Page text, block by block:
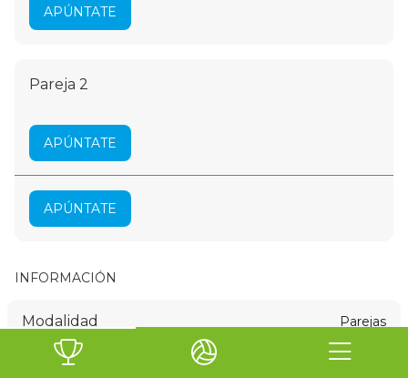
APÚNTATE
Pareja 2
APÚNTATE
APÚNTATE
INFORMACIÓN
Modalidad Parejas
Género Masculino